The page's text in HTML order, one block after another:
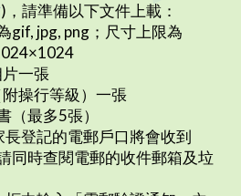
)，請準備以下文件上載：
gif, jpg, png；尺寸上限為
一張
操行等級）一張
（最多5張）
登記的電郵戶口將會收到
同時查閱電郵的收件郵箱及垃